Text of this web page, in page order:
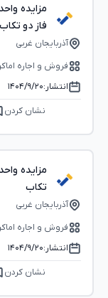
مزایده
فاز دو تکاب
آذربایجان غربی
فروش و اجاره
انتشار:۱۴۰۴/۹/۲۰
نشان کردن
مزایده
تکاب
آذربایجان غربی
فروش و اجاره
انتشار:۱۴۰۴/۹/۲۰
نشان کردن